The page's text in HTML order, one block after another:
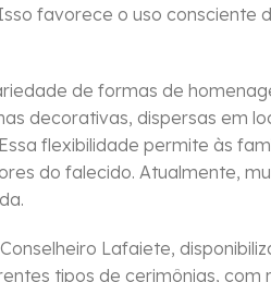
favorece o uso
de formas de
decorativas, dispersas em
flexibilidade permite às
do falecido. Atualmente,
Lafaiete,
tipos de cerimônias,